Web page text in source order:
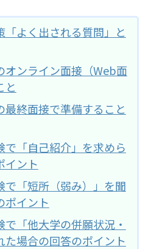
よく出される質問」と
オンライン面接（Web面
と
終面接で準備すること
で「自己紹介」を求めら
イント
で「短所（弱み）」を聞
ポイント
「他大学の併願状況・
場合の回答のポイント